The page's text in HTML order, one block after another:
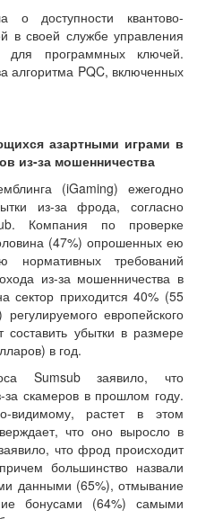
доступности квантово-
в своей службе управления
программных ключей.
алгоритма PQC, включенных
азартными играми в
из-за мошенничества
(iGaming) ежегодно
из-за фрода, согласно
Компания по проверке
(47%) опрошенных ею
нормативных требований
из-за мошенничества в
сектор приходится 40% (55
европейского
убытки в размере
в год.
Sumsub заявило, что
скамеров в прошлом году.
видимому, растет в этом
что оно выросло в
что фрод происходит
большинство назвали
данными (65%), отмывание
бонусами (64%) самыми